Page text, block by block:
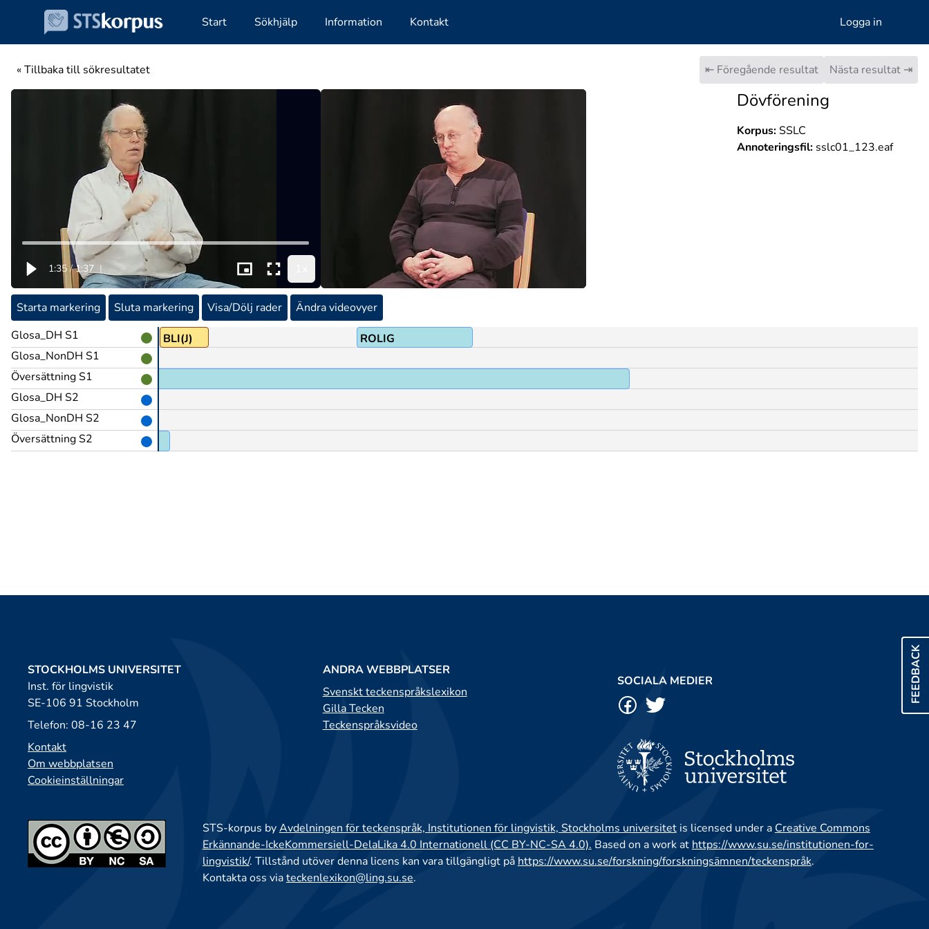
Start Sökhjälp Information Kontakt Logga in
« Tillbaka till sökresultatet ⇤ Föregående resultat Nästa resultat ⇥
1:35 / 1:37 |
Dövförening
Korpus:SSLC
Annoteringsfil:sslc01_123.eaf
Starta markering Sluta markering Visa/Dölj rader
Ändra videovyer
Glosa_DH S1
Glosa_NonDH S1
Översättning S1
Glosa_DH S2
Glosa_NonDH S2
Översättning S2
BLI(J) ROLIG
FEEDBACK
STOCKHOLMS UNIVERSITET
Inst. för lingvistik
SE-106 91 Stockholm
Telefon: 08-16 23 47
Kontakt
Om webbplatsen
Cookieinställningar
ANDRA WEBBPLATSER
Svenskt teckenspråkslexikon
Gilla Tecken
Teckenspråksvideo
SOCIALA MEDIER
STS-korpus byAvdelningen för teckenspråk, Institutionen för lingvistik, Stockholms universitetis licensed under a Creative Commons
Erkännande-IckeKommersiell-DelaLika 4.0 Internationell (CC BY-NC-SA 4.0). Based on a work at https://www.su.se/institutionen-for-
lingvistik/. Tillstånd utöver denna licens kan vara tillgängligt på https://www.su.se/forskning/forskningsämnen/teckenspråk.
Kontakta oss viateckenlexikon@ling.su.se.